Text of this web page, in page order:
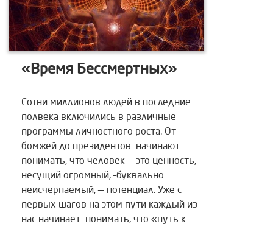
«Время Бессмертных»
Сотни миллионов людей в последние
полвека включились в различные
программы личностного роста. От
бомжей до президентов начинают
понимать, что человек — это ценность,
несущий огромный, –буквально
неисчерпаемый, — потенциал. Уже с
первых шагов на этом пути каждый из
нас начинает понимать, что «путь к